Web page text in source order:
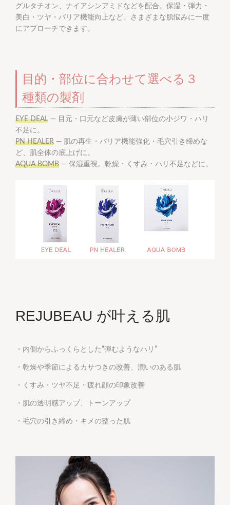
グルタチオン、ナイアシンアミドなどを配合。保湿・弾力・
美白・ツヤ・バリア機能向上など、さまざまな肌悩みに一度
にアプローチできます。
目的・部位に合わせて選べる３
種類の製剤
EYE DEAL — 目元・口元など皮膚が薄い部位の小ジワ・ハリ
不足に。
PN HEALER — 肌の再生・バリア機能強化・毛穴引き締めな
ど、肌全体の底上げに。
AQUA BOMB — 保湿重視。乾燥・くすみ・ハリ不足などに。
REJUBEAU が叶える肌
・内側からふっくらとした“弾むようなハリ”
・乾燥や季節によるカサつきの改善、潤いのある肌
・くすみ・ツヤ不足・疲れ顔の印象改善
・肌の透明感アップ、トーンアップ
・毛穴の引き締め・キメの整った肌